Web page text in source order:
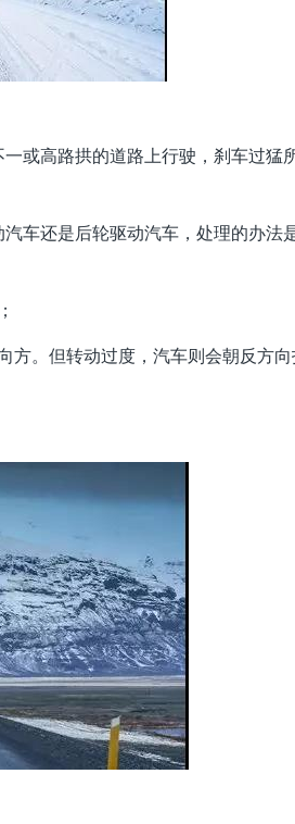
或高路拱的道路上行驶，刹车过猛
车还是后轮驱动汽车，处理的办法
方。但转动过度，汽车则会朝反方向